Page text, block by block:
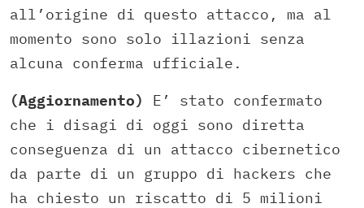
all’origine di questo attacco, ma al
momento sono solo illazioni senza
alcuna conferma ufficiale.
(Aggiornamento)
E’ stato confermato
che i disagi di oggi sono diretta
conseguenza di un attacco cibernetico
da parte di un gruppo di hackers che
ha chiesto un riscatto di 5 milioni